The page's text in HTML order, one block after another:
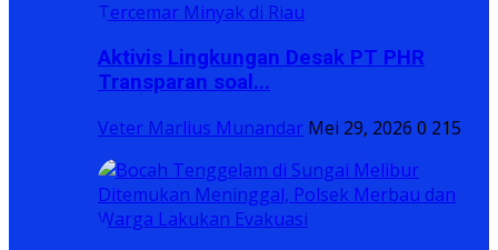
Aktivis Lingkungan Desak PT PHR
Transparan soal...
Veter Marlius Munandar Mei 29, 2026 0 215